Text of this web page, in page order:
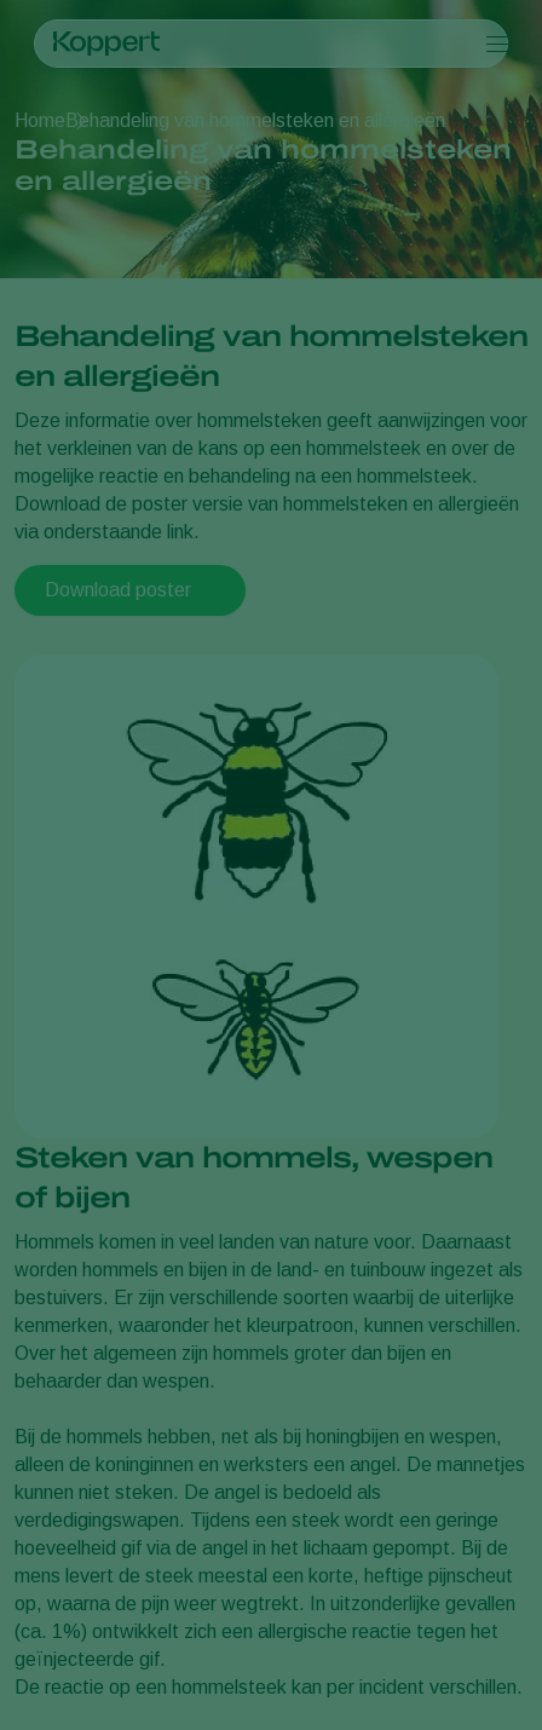
Producten
Producten
Plaagbestrijding
Ziektebestrijding
Bestuiving
Weerbaar telen
Uitzettechnieken
Services
Teelten
Teelten
Bedekte groenteteelt
Siergewassen
Fruit
Vollegrondsgroenten
Plagen en ziekten
Plagen en ziekten
Plagen
Plantenziekten
Over Koppert
Over Koppert
Over Koppert
Nieuws en informatie
Werken bij Koppert
Koppert One Contact
Zoeken
Home Behandeling van hommelsteken en allergieën
Behandeling van hommelsteken
en allergieën
Behandeling van hommelsteken
en allergieën
Deze informatie over hommelsteken geeft aanwijzingen voor
het verkleinen van de kans op een hommelsteek en over de
mogelijke reactie en behandeling na een hommelsteek.
Download de poster versie van hommelsteken en allergieën
via onderstaande link.
Download poster
Steken van hommels, wespen
of bijen
Hommels komen in veel landen van nature voor. Daarnaast
worden hommels en bijen in de land- en tuinbouw ingezet als
bestuivers. Er zijn verschillende soorten waarbij de uiterlijke
kenmerken, waaronder het kleurpatroon, kunnen verschillen.
Over het algemeen zijn hommels groter dan bijen en
behaarder dan wespen.
Bij de hommels hebben, net als bij honingbijen en wespen,
alleen de koninginnen en werksters een angel. De mannetjes
kunnen niet steken. De angel is bedoeld als
verdedigingswapen. Tijdens een steek wordt een geringe
hoeveelheid gif via de angel in het lichaam gepompt. Bij de
mens levert de steek meestal een korte, heftige pijnscheut
op, waarna de pijn weer wegtrekt. In uitzonderlijke gevallen
(ca. 1%) ontwikkelt zich een allergische reactie tegen het
geïnjecteerde gif.
De reactie op een hommelsteek kan per incident verschillen.